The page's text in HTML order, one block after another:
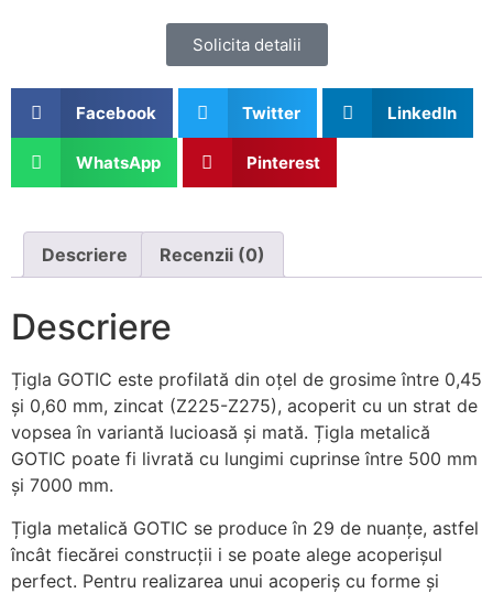
Solicita detalii
Facebook Twitter LinkedIn
WhatsApp Pinterest
Descriere Recenzii (0)
Descriere
Țigla GOTIC este profilată din oțel de grosime între 0,45
și 0,60 mm, zincat (Z225-Z275), acoperit cu un strat de
vopsea în variantă lucioasă și mată. Țigla metalică
GOTIC poate fi livrată cu lungimi cuprinse între 500 mm
și 7000 mm.
Țigla metalică GOTIC se produce în 29 de nuanțe, astfel
încât fiecărei construcții i se poate alege acoperișul
perfect. Pentru realizarea unui acoperiș cu forme și